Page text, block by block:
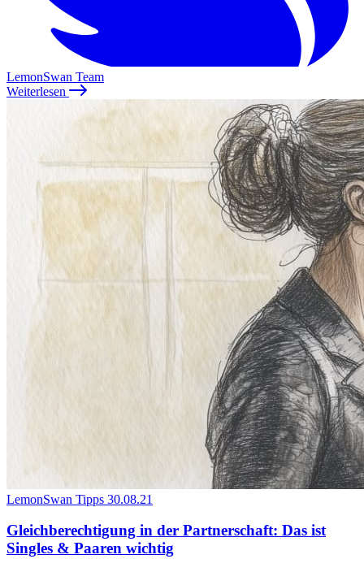
LemonSwan Team
Weiterlesen
LemonSwan Tipps 30.08.21
Gleichberechtigung in der Partnerschaft: Das ist
Singles & Paaren wichtig